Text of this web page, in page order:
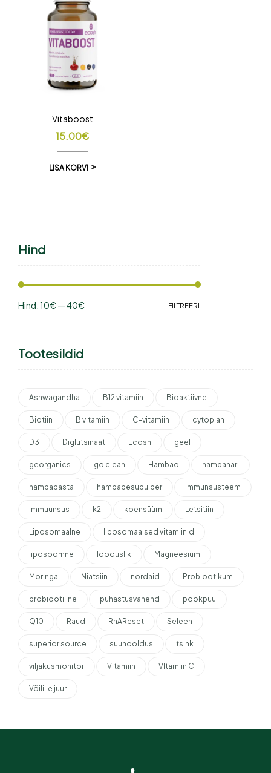
Vitaboost
15.00€
LISA KORVI
Hind
FILTREERI
Hind:10€ —40€
Tootesildid
Ashwagandha B12 vitamiin Bioaktiivne
Biotiin B vitamiin C-vitamiin cytoplan
D3 Diglütsinaat Ecosh geel
georganics go clean Hambad hambahari
hambapasta hambapesupulber immunsüsteem
Immuunsus k2 koensüüm Letsitiin
Liposomaalne liposomaalsed vitamiinid
liposoomne looduslik Magneesium
Moringa Niatsiin nordaid Probiootikum
probiootiline puhastusvahend pöökpuu
Q10 Raud RnAReset Seleen
superior source suuhooldus tsink
viljakusmonitor Vitamiin VItamiin C
Võilille juur